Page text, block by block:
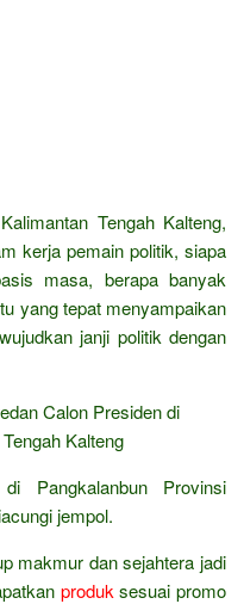
Tengah Kalteng,
kerja pemain politik, siapa
masa, berapa banyak
yang tepat menyampaikan
janji politik dengan
Calon Presiden di
Kalteng
Pangkalanbun Provinsi
jempol.
makmur dan sejahtera jadi
produk sesuai promo